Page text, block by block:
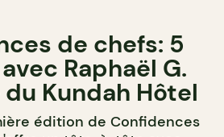
de chefs: 5
Raphaël G.
Kundah Hôtel
édition de Confidences